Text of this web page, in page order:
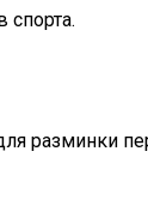
разминки